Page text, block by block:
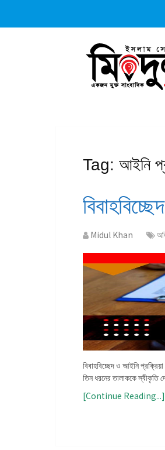
Tag: আইনি
Midul Khan
বিবাহবিচ্ছেদ ও আইনি
তিন ধরনের তালাককে স্বীকৃতি
[Continue Reading...]